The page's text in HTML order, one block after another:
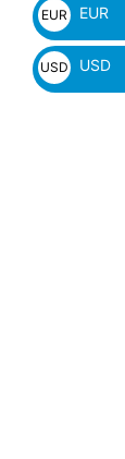
EUR
€
EUR
USD
$
USD